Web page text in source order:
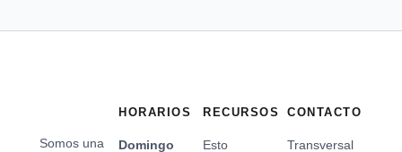
Somos una
HORARIOS
Domingo
RECURSOS
Esto
CONTACTO
Transversal